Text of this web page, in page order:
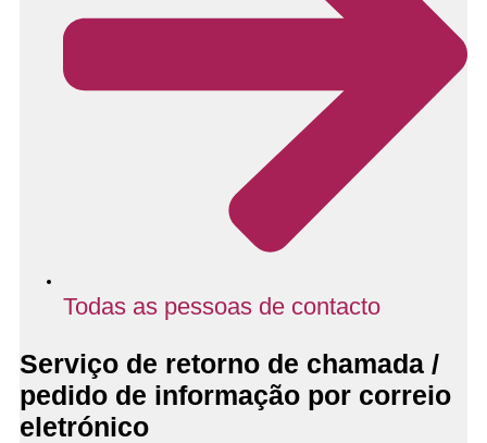
Todas as pessoas de contacto
Serviço de retorno de chamada /
pedido de informação por correio
eletrónico